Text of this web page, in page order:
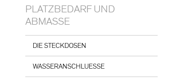
PLATZBEDARF UND
ABMASSE
DIE STECKDOSEN
WASSERANSCHLUESSE